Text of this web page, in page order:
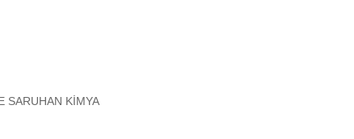
SARUHAN KİMYA